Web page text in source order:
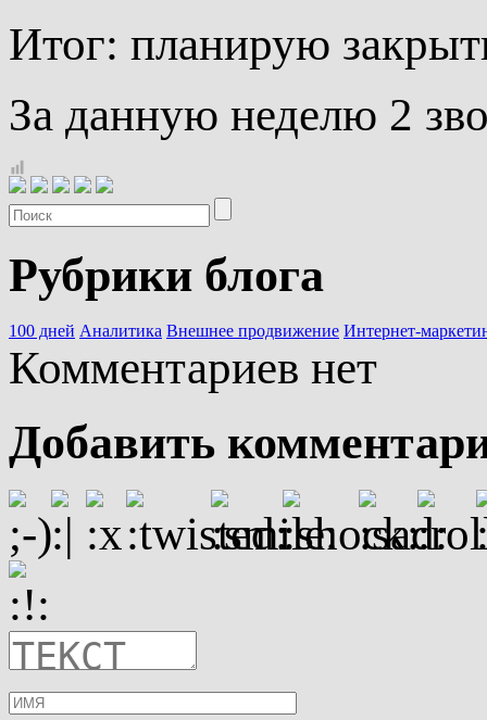
Итог: планирую
За данную неделю 2
Рубрики блога
100 дней Аналитика Внешнее продвижение Интернет-
Комментариев нет
Добавить